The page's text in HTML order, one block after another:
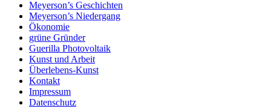
Meyerson’s Geschichten
Meyerson’s Niedergang
Ökonomie
grüne Gründer
Guerilla Photovoltaik
Kunst und Arbeit
Überlebens-Kunst
Kontakt
Impressum
Datenschutz